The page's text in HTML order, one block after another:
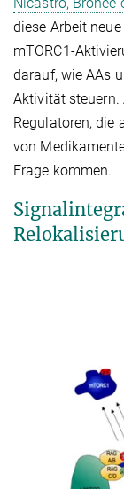
diese Arbeit
mTORC1-
darauf, wie AAs
Aktivität steuern.
Regulatoren, die
von
Frage kommen.